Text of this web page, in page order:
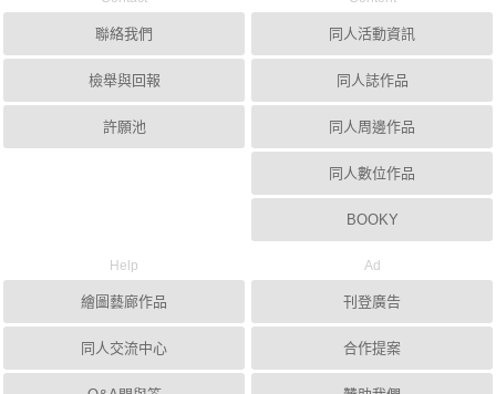
聯絡我們
檢舉與回報
許願池
同人活動資訊
同人誌作品
同人周邊作品
同人數位作品
BOOKY
Help
繪圖藝廊作品
同人交流中心
Ad
刊登廣告
合作提案